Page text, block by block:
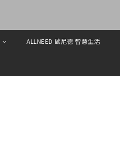
ALLNEED 歐尼德 智慧生活